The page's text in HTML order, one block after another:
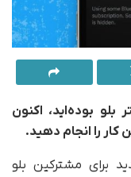
بلو بوده‌اید، اکنون
کار را انجام دهید.
برای مشترکین بلو